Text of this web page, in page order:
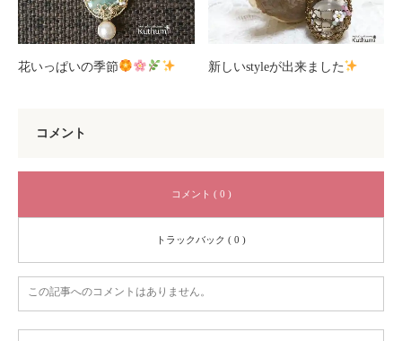
花いっぱいの季節 新しいstyleが出来ました
コメント
コメント ( 0 )
トラックバック ( 0 )
この記事へのコメントはありません。